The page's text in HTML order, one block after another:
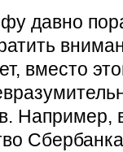
давно
вместо
Например,